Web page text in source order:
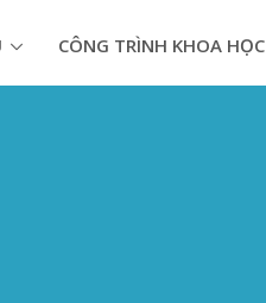
CÔNG TRÌNH KHOA HỌC